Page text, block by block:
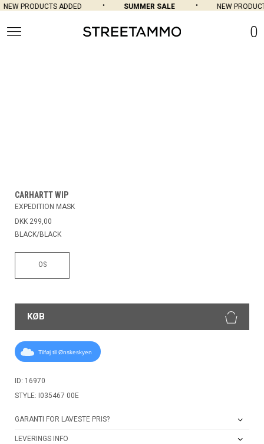
PRODUCTS ADDED SUMMER SALE NEW
0
CARHARTT WIP
EXPEDITION MASK
DKK 299,00
BLACK/BLACK
OS
KØB
Tilføj til Ønskeskyen
ID: 16970
STYLE: I035467 00E
GARANTI FOR LAVESTE PRIS?
LEVERINGS INFO